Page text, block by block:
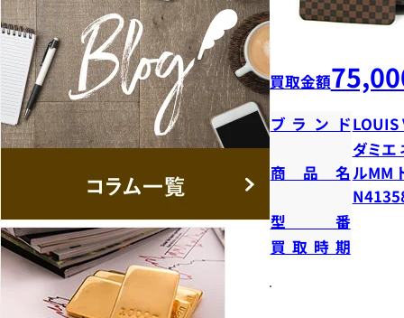
買取金額
ブランドLOUIS
商品名
ダミエ
ルMM
型番
買取時期